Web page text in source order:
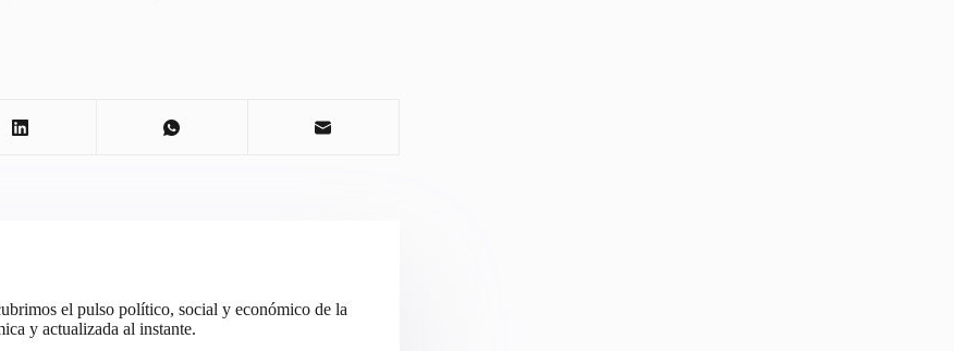
el pulso político, social y económico de la
y actualizada al instante.